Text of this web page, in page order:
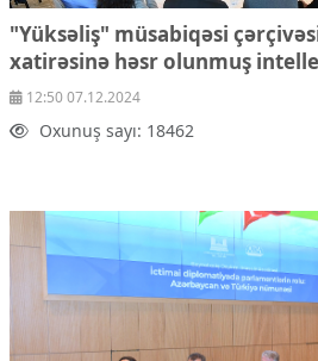
"Yüksəliş" müsabiqəsi çərçivəsində Ulu
xatirəsinə həsr olunmuş
12:50 07.12.2024
Oxunuş sayı: 18462